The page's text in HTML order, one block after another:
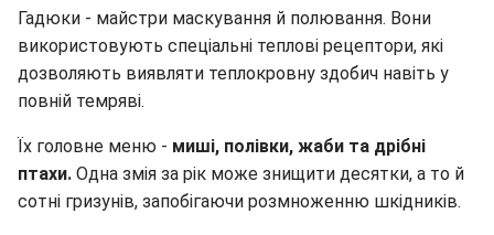
Гадюки - майстри маскування й полювання. Вони
використовують спеціальні теплові рецептори, які
дозволяють виявляти теплокровну здобич навіть у
повній темряві.
Їх головне меню - миші, полівки, жаби та дрібні
птахи. Одна змія за рік може знищити десятки, а то й
сотні гризунів, запобігаючи розмноженню шкідників.